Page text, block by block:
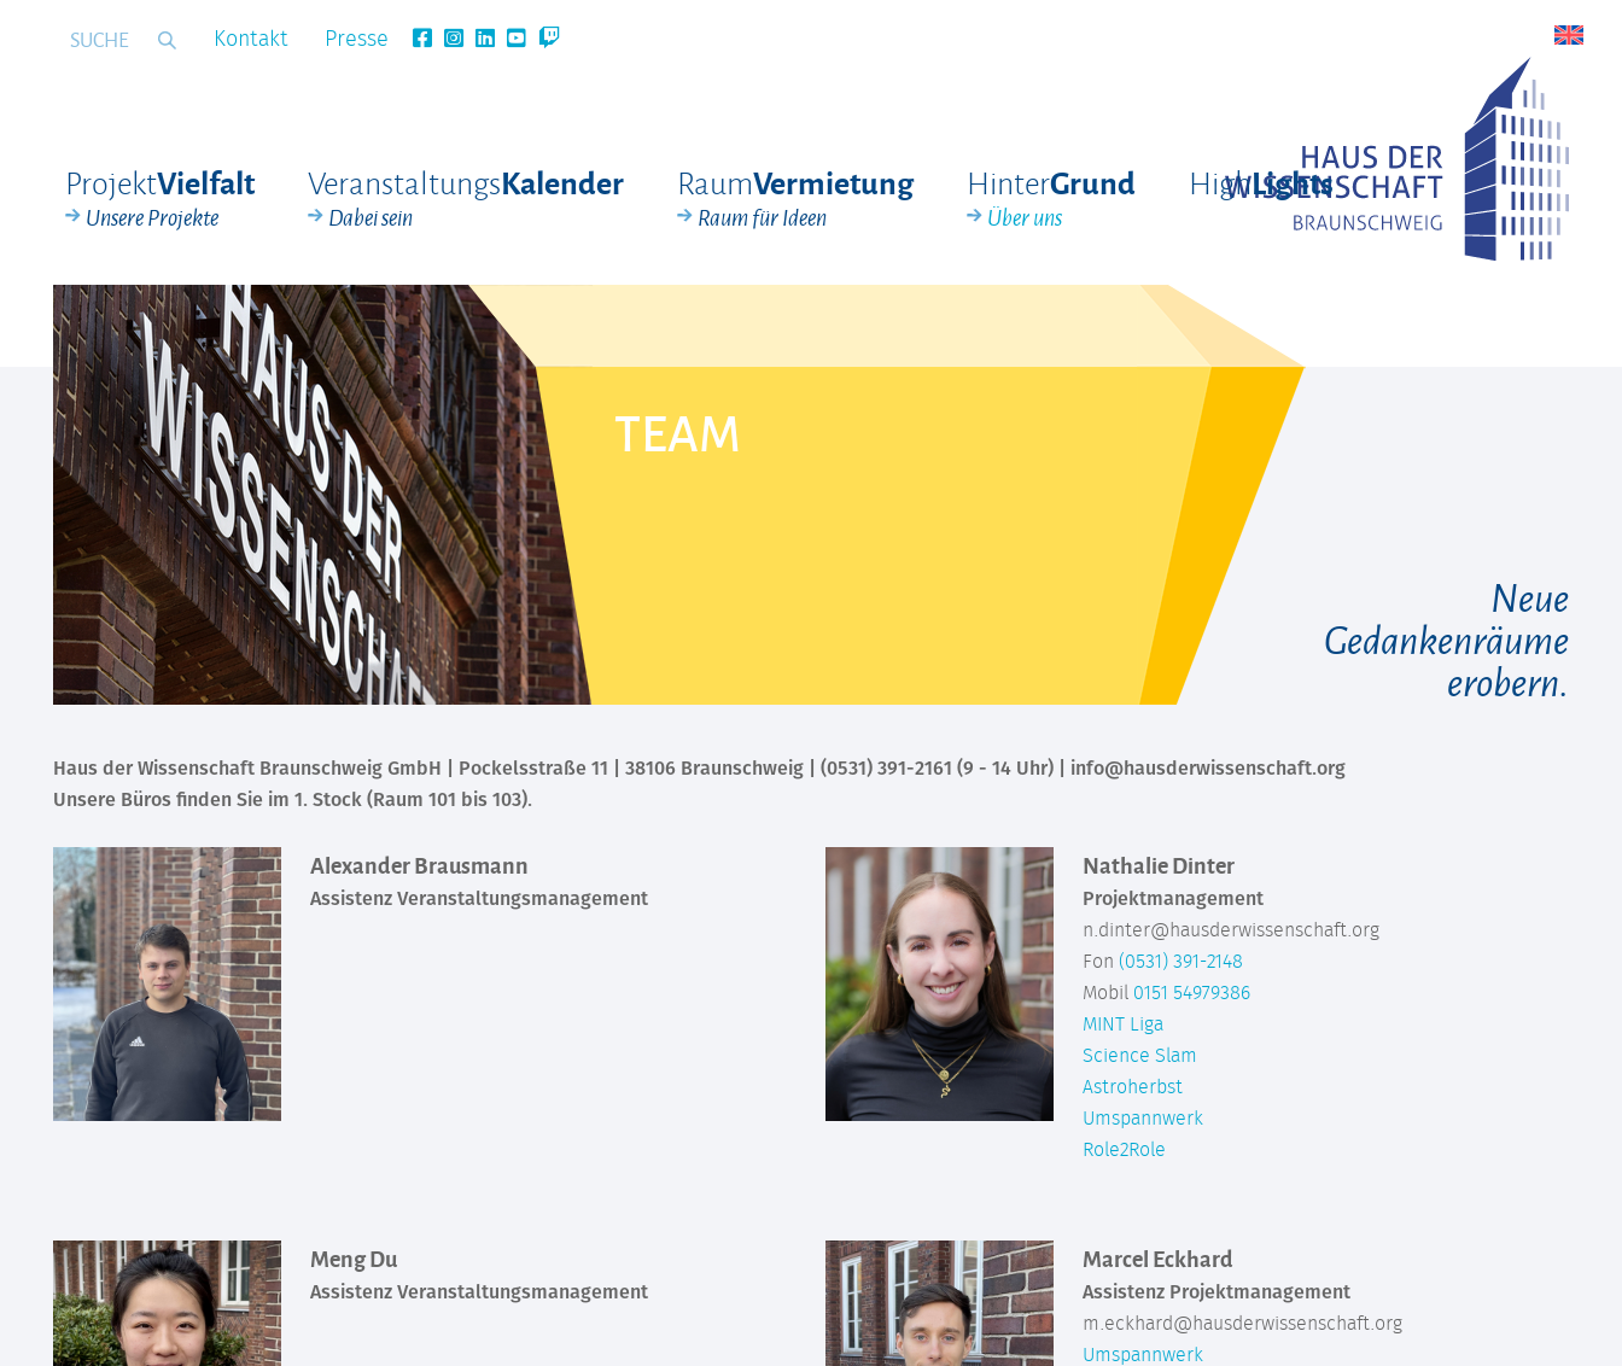
Kontakt Presse
ProjektVielfalt
Unsere Projekte
VeranstaltungsKalender
Dabei sein
RaumVermietung
Raum für Ideen
HinterGrund
Über uns
HighLights
TEAM
Neue
Gedankenräume
erobern.
Haus der Wissenschaft Braunschweig GmbH | Pockelsstraße 11 | 38106 Braunschweig | (0531) 391-2161 (9 - 14 Uhr) | info@hausderwissenschaft.org
Unsere Büros finden Sie im 1. Stock (Raum 101 bis 103).
Alexander Brausmann
Assistenz Veranstaltungsmanagement
Nathalie Dinter
Projektmanagement
n.dinter@hausderwissenschaft.org
Fon (0531) 391-2148
Mobil 0151 54979386
MINT Liga
Science Slam
Astroherbst
Umspannwerk
Role2Role
Meng Du
Assistenz Veranstaltungsmanagement
Marcel Eckhard
Assistenz Projektmanagement
m.eckhard@hausderwissenschaft.org
Umspannwerk